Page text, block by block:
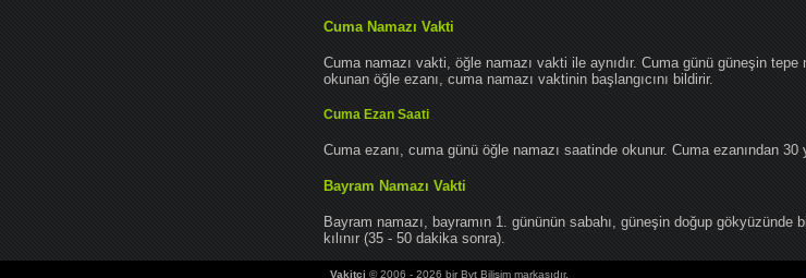
Cuma Namazı Vakti
Cuma namazı vakti, öğle namazı vakti ile aynıdır. Cuma günü güneşin
okunan öğle ezanı, cuma namazı vaktinin başlangıcını bildirir.
Cuma Ezan Saati
Cuma ezanı, cuma günü öğle namazı saatinde okunur. Cuma ezanından
Bayram Namazı Vakti
Bayram namazı, bayramın 1. gününün sabahı, güneşin doğup
kılınır (35 - 50 dakika sonra).
Vakitci © 2006 - 2026 bir Bvt Bilişim markasıdır.